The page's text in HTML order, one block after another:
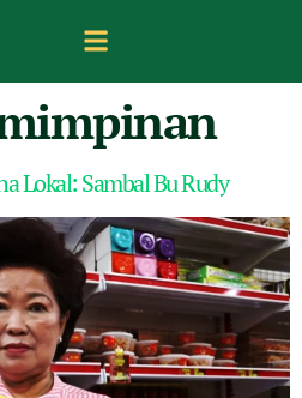
Lokal: Sambal Bu Rudy